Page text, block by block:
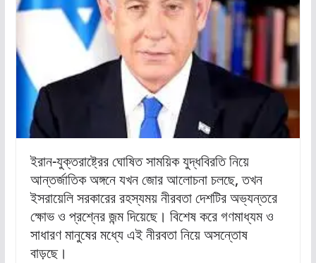
ইরান-যুক্তরাষ্ট্রের ঘোষিত সাময়িক যুদ্ধবিরতি নিয়ে
আন্তর্জাতিক অঙ্গনে যখন জোর আলোচনা চলছে, তখন
ইসরায়েলি সরকারের রহস্যময় নীরবতা দেশটির অভ্যন্তরে
ক্ষোভ ও প্রশ্নের জন্ম দিয়েছে। বিশেষ করে গণমাধ্যম ও
সাধারণ মানুষের মধ্যে এই নীরবতা নিয়ে অসন্তোষ
বাড়ছে।